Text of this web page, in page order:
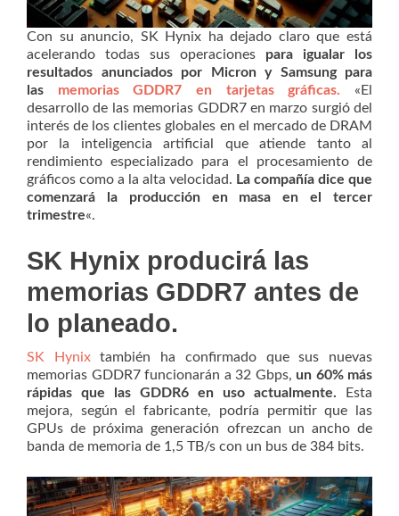
Con su anuncio, SK Hynix ha dejado claro que está
acelerando todas sus operaciones para igualar los
resultados anunciados por Micron y Samsung para
las memorias GDDR7 en tarjetas gráficas. «El
desarrollo de las memorias GDDR7 en marzo surgió del
interés de los clientes globales en el mercado de DRAM
por la inteligencia artificial que atiende tanto al
rendimiento especializado para el procesamiento de
gráficos como a la alta velocidad. La compañía dice que
comenzará la producción en masa en el tercer
trimestre«.
SK Hynix producirá las
memorias GDDR7 antes de
lo planeado.
SK Hynixtambién ha confirmado que sus nuevas
memorias GDDR7 funcionarán a 32 Gbps, un 60% más
rápidas que las GDDR6 en uso actualmente. Esta
mejora, según el fabricante, podría permitir que las
GPUs de próxima generación ofrezcan un ancho de
banda de memoria de 1,5 TB/s con un bus de 384 bits.